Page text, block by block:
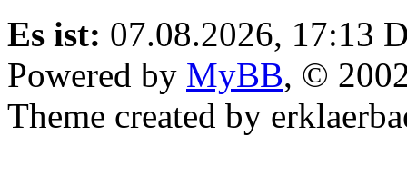
Es ist: 07.08.2026, 17:13
Powered by MyBB, ©
Theme created by